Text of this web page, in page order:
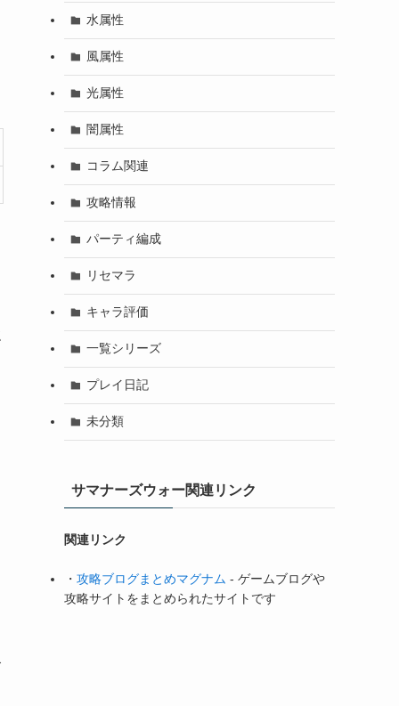
水属性
風属性
光属性
闇属性
コラム関連
攻略情報
パーティ編成
リセマラ
キャラ評価
一覧シリーズ
プレイ日記
未分類
サマナーズウォー関連リンク
関連リンク
・ 攻略ブログまとめマグナム - ゲームブログや
攻略サイトをまとめられたサイトです